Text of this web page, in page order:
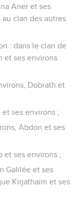
Aner et ses
clan des autres
: dans le clan de
et ses environs
Dobrath et
et ses environs ;
Abdon et ses
et ses environs ;
Galilée et ses
Kirjathaïm et ses